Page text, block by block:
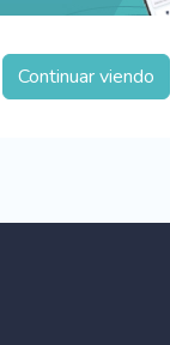
Continuar viendo